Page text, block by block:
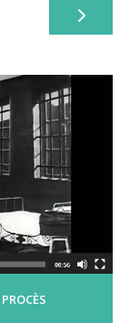
PROCÈS